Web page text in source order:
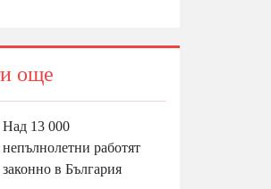
още
Над 13 000
непълнолетни работят
законно в България